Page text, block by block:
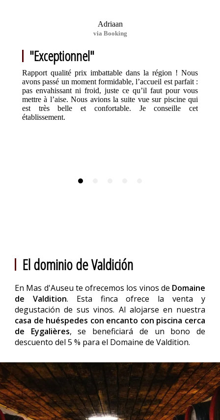
Adriaan
via Booking
"Exceptionnel"
Rapport qualité prix imbattable dans la région ! Nous
avons passé un moment formidable, l’accueil est parfait :
pas envahissant ni froid, juste ce qu’il faut pour vous
mettre à l’aise. Nous avions la suite vue sur piscine qui
est très belle et confortable. Je conseille cet
établissement.
El dominio de Valdición
En Mas d'Auseu te ofrecemos los vinos de Domaine
de Valdition. Esta finca ofrece la venta y
degustación de sus vinos. Al alojarse en nuestra
casa de huéspedes con encanto con piscina cerca
de Eygalières, se beneficiará de un bono de
descuento del 5 % para el Domaine de Valdition.